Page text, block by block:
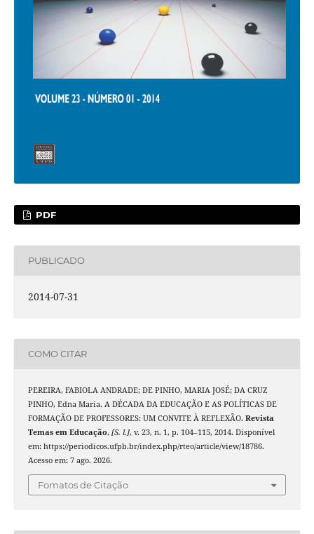
PDF
PUBLICADO
2014-07-31
COMO CITAR
PEREIRA, FABIOLA ANDRADE; DE PINHO, MARIA JOSÉ; DA CRUZ
PINHO, Edna Maria. A DÉCADA DA EDUCAÇÃO E AS POLÍTICAS DE
FORMAÇÃO DE PROFESSORES: UM CONVITE À REFLEXÃO. Revista
Temas em Educação, [S. l.], v. 23, n. 1, p. 104–115, 2014. Disponível
em: https://periodicos.ufpb.br/index.php/rteo/article/view/18786.
Acesso em: 7 ago. 2026.
Fomatos de Citação